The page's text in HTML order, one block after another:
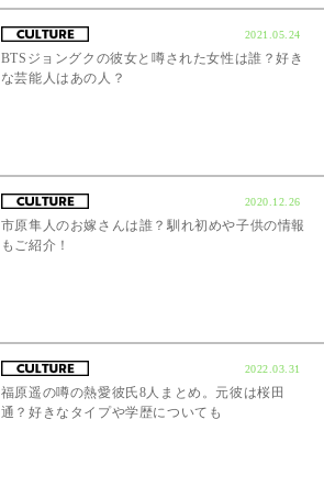
2021.05.24
BTSジョングクの彼女と噂された女性は誰？好き
な芸能人はあの人？
2020.12.26
市原隼人のお嫁さんは誰？馴れ初めや子供の情報
もご紹介！
2022.03.31
福原遥の噂の熱愛彼氏8人まとめ。元彼は桜田
通？好きなタイプや学歴についても